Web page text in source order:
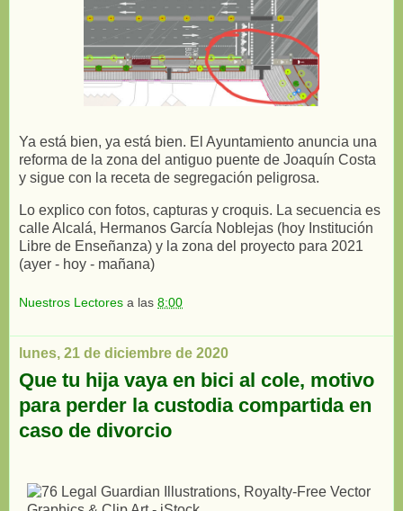
Ya está bien, ya está bien. El Ayuntamiento anuncia una
reforma de la zona del antiguo puente de Joaquín Costa
y sigue con la receta de segregación peligrosa.
Lo explico con fotos, capturas y croquis. La secuencia es
calle Alcalá, Hermanos García Noblejas (hoy Institución
Libre de Enseñanza) y la zona del proyecto para 2021
(ayer - hoy - mañana)
Nuestros Lectores a las 8:00
lunes, 21 de diciembre de 2020
Que tu hija vaya en bici al cole, motivo
para perder la custodia compartida en
caso de divorcio